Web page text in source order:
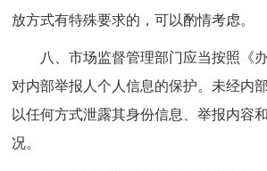
放方式有特殊要求的，可以酌情考虑。
八、市场监督管理部门应当按照《
对内部举报人个人信息的保护。未经内
以任何方式泄露其身份信息、举报内容
况。